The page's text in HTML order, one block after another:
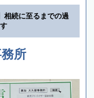
相続に至るまでの過
所